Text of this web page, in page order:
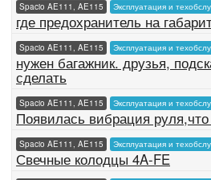
Spacio AE111, AE115 Эксплуатация и
где предохранитель на
Spacio AE111, AE115 Эксплуатация и
нужен багажник. друзья,
сделать
Spacio AE111, AE115 Эксплуатация и
Появилась вибрация
Spacio AE111, AE115 Эксплуатация и
Свечные колодцы 4A-FE